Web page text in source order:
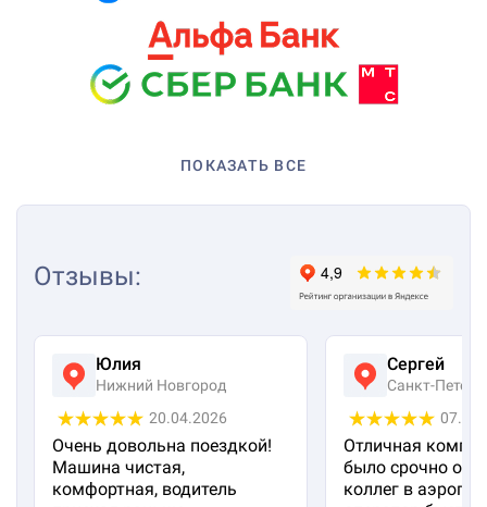
ПОКАЗАТЬ ВСЕ
Отзывы:
Юлия
Нижний Новгород
20.04.2026
Очень довольна поездкой!
Машина чистая,
комфортная, водитель
Сергей
Санкт-
Отличная
было срочно
коллег в